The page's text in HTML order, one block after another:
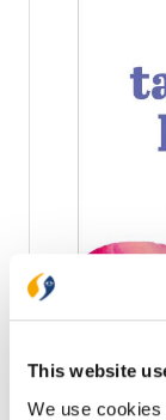
This website
We use
De vijf talen
goed
ons ook niet
liefde van